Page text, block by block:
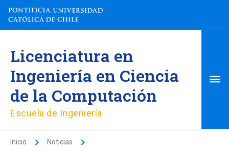
contenido
Licenciatura en
Ingeniería en Ciencia
de la Computación
Escuela de Ingeniería
Inicio
Noticias